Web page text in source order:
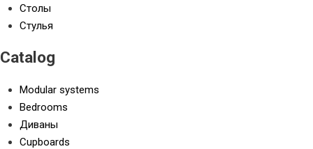
Столы
Стулья
Catalog
Modular systems
Bedrooms
Диваны
Cupboards